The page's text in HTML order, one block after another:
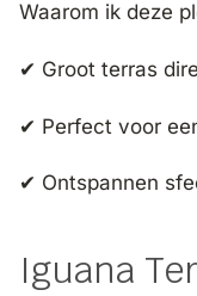
Waarom ik deze
✔ Groot terras
✔ Perfect voor
✔ Ontspannen
Iguana